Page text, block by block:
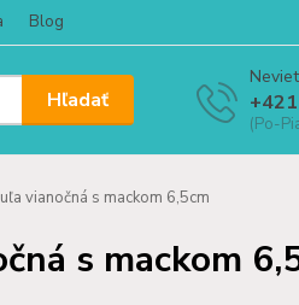
Blog
Hľadať
(Po-
vianočná s mackom 6,5cm
s mackom